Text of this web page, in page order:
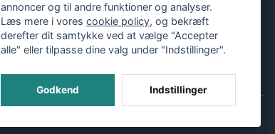
annoncer og til andre funktioner og analyser.
Læs mere i vorescookie policy, og bekræft
derefter dit samtykke ved at vælge "Accepter
alle" eller tilpasse dine valg under "Indstillinger".
Godkend Indstillinger